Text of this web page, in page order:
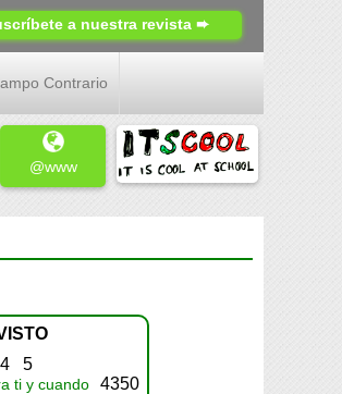
a nuestra revista ➨
Contrario
@www
4 5
ti y cuando
4350